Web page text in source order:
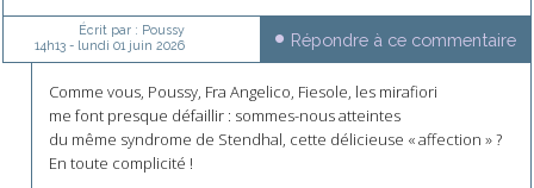
Écrit par : Poussy
14h13- lundi 01 juin 2026 Répondre à ce commentaire
Comme vous, Poussy, Fra Angelico, Fiesole, les mirafiori
me font presque défaillir : sommes-nous atteintes
du même syndrome de Stendhal, cette délicieuse « affection » ?
En toute complicité !